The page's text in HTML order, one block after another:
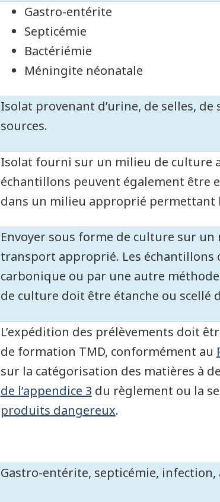
Gastro-entérite
Septicémie
Bactériémie
Méningite néonatale
Isolat provenant d’urine, de selles, de
sources.
Isolat fourni sur un milieu de culture
échantillons peuvent également être
dans un milieu approprié
Envoyer sous forme de culture sur
transport approprié. Les échantillons
carbonique ou par une autre
de culture doit être étanche ou scellé
L’expédition des prélèvements doit
de formation TMD, conformément au
sur la catégorisation des matières à
de l’appendice 3 du règlement ou la
produits dangereux.
Gastro-entérite, septicémie, infection,